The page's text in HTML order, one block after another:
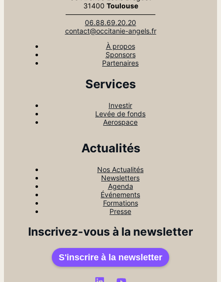
31400 Toulouse
—————————————
06.88.69.20.20
contact@occitanie-angels.fr
À propos
Sponsors
Partenaires
Services
Investir
Levée de fonds
Aerospace
Actualités
Nos Actualités
Newsletters
Agenda
Événements
Formations
Presse
Inscrivez-vous à la newsletter
S'inscrire à la newsletter